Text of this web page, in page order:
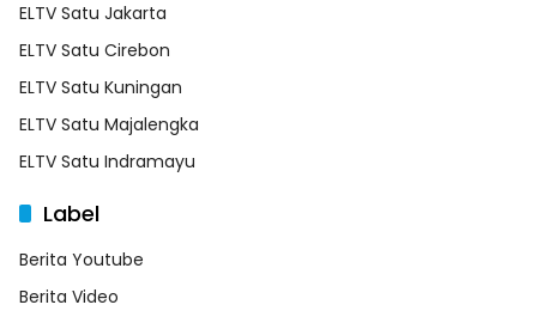
ELTV Satu Jakarta
ELTV Satu Cirebon
ELTV Satu Kuningan
ELTV Satu Majalengka
ELTV Satu Indramayu
Label
Berita Youtube
Berita Video